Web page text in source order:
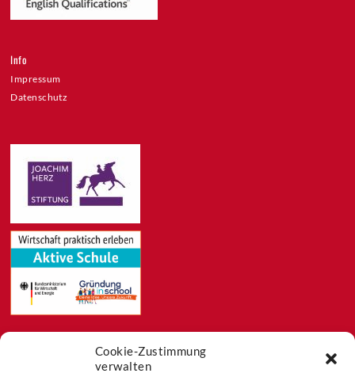
Cookie-Zustimmung
verwalten
Info
Impressum
Datenschutz